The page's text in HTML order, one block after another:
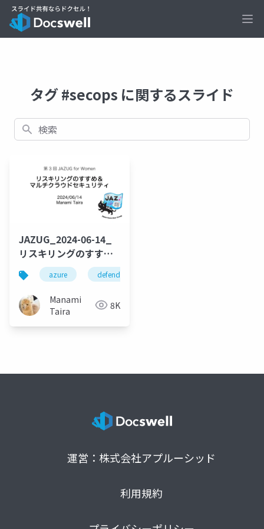
タグ #secops に関するスライド
検索
JAZUG_2024-06-14_
リスキリングのすすめ
とマルチクラウドセキ
ュリティ
azure defendercspm
Manami
Taira
8K
運営：株式会社アプルーシッド
利用規約